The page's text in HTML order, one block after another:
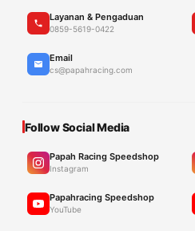
Layanan & Pengaduan
0859-5619-0422
Email
cs@papahracing.com
Follow Social Media
Papah Racing Speedshop
Instagram
Papahracing Speedshop
YouTube